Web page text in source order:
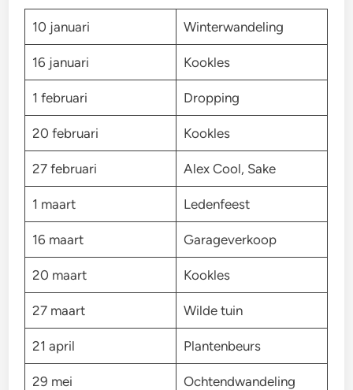
10 januari Winterwandeling
16 januari Kookles
1 februari Dropping
20 februari Kookles
27 februari Alex Cool, Sake
1 maart Ledenfeest
16 maart Garageverkoop
20 maart Kookles
27 maart Wilde tuin
21 april Plantenbeurs
29 mei Ochtendwandeling